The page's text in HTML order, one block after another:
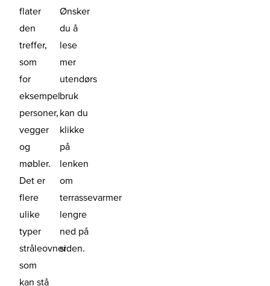
flater
den
treffer,
som
for
eksempel
personer,
vegger
og
møbler.
Det er
flere
ulike
typer
stråleovner
som
kan stå
Ønsker
du å
lese
mer
utendørs
bruk
kan du
klikke
på
lenken
om
terrassevarmer
lengre
ned på
siden.